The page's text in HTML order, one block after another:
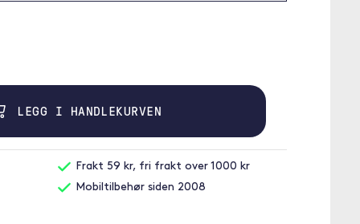
LEGG I HANDLEKURVEN
Frakt 59 kr, fri frakt over 1000 kr
Mobiltilbehør siden 2008